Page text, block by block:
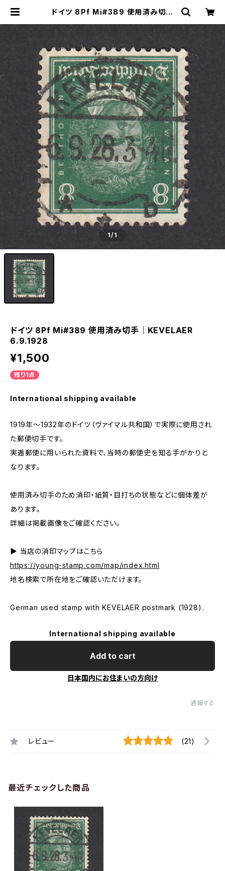
ドイツ 8Pf Mi#389 使用済み切手
スタンプのネットショップ | Young S
1/1
ドイツ 8Pf Mi#389 使用済み切手｜KEVELAER
6.9.1928
¥1,500
残り1点
International shipping available
1919年～1932年のドイツ（ヴァイマル共和国）で実際に使用され
た郵便切手です。
実逓郵便に用いられた資料で、当時の郵便史を知る手がかりと
なります。
使用済み切手のため消印・紙質・目打ちの状態などに個体差が
あります。
詳細は掲載画像をご確認ください。
▶ 当店の消印マップはこちら
https://young-stamp.com/map/index.html
地名検索で所在地をご確認いただけます。
German used stamp with KEVELAER postmark (1928).
International shipping available
Add to cart
日本国内にお住まいの方向け
通報する
レビュー (21)
最近チェックした商品